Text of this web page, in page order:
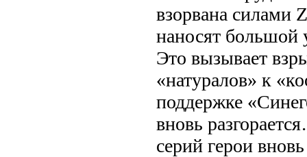
взорвана силами
наносят большой
Это вызывает
«натуралов» к
поддержке
вновь
серий герои